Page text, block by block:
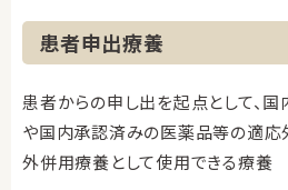
患者申出療養
患者からの申し出を起点として、
や国内承認済みの医薬品等の適応
外併用療養として使用できる療養